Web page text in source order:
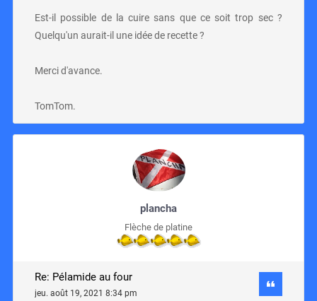
Est-il possible de la cuire sans que ce soit trop sec ?
Quelqu'un aurait-il une idée de recette ?
Merci d'avance.
TomTom.
plancha
Flèche de platine
Re: Pélamide au four
jeu. août 19, 2021 8:34 pm